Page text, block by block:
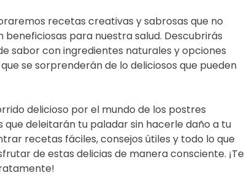
recetas creativas y sabrosas que no
beneficiosas para nuestra salud. Descubrirás
sabor con ingredientes naturales y opciones
se sorprenderán de lo deliciosos que pueden
delicioso por el mundo de los postres
que deleitarán tu paladar sin hacerle daño a tu
recetas fáciles, consejos útiles y todo lo que
de estas delicias de manera consciente. ¡Te